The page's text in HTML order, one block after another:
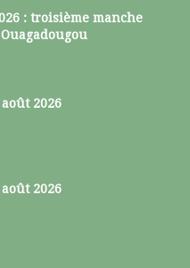
: troisième manche
2026
2026